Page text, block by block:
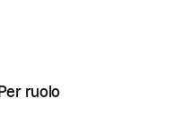
Per ruolo